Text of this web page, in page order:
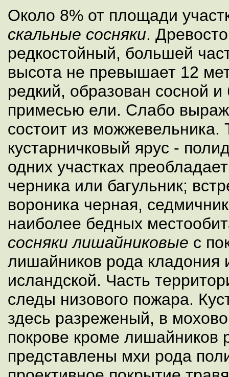
Около 8% от площади
скальные сосняки.
редкостойный, большей
высота не превышает 12
редкий, образован сосной и
примесью ели. Слабо
состоит из можжевельника.
кустарничковый ярус -
одних участках
черника или багульник;
вороника черная,
наиболее бедных
сосняки лишайниковые с
лишайников рода кладония
исландской. Часть
следы низового пожара.
здесь разреженый, в
покрове кроме лишайников
представлены мхи рода